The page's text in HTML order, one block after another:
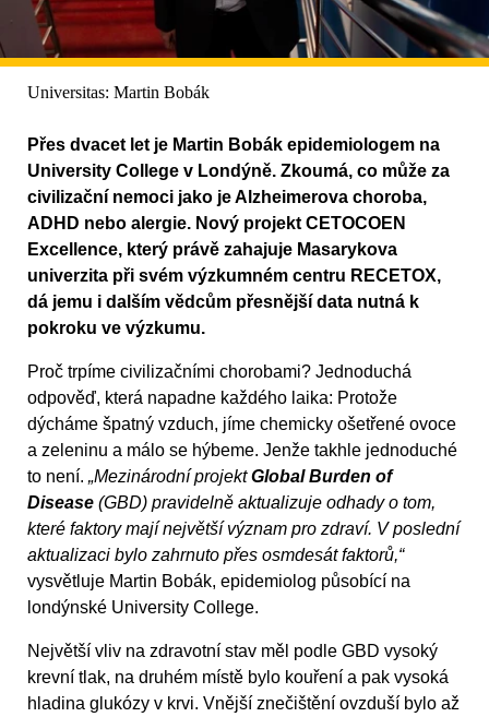
Universitas: Martin Bobák
Přes dvacet let je Martin Bobák epidemiologem na
University College v Londýně. Zkoumá, co může za
civilizační nemoci jako je Alzheimerova choroba,
ADHD nebo alergie. Nový projekt CETOCOEN
Excellence, který právě zahajuje Masarykova
univerzita při svém výzkumném centru RECETOX,
dá jemu i dalším vědcům přesnější data nutná k
pokroku ve výzkumu.
Proč trpíme civilizačními chorobami? Jednoduchá
odpověď, která napadne každého laika: Protože
dýcháme špatný vzduch, jíme chemicky ošetřené ovoce
a zeleninu a málo se hýbeme. Jenže takhle jednoduché
to není. „Mezinárodní projektGlobal Burden of
Disease (GBD) pravidelně aktualizuje odhady o tom,
které faktory mají největší význam pro zdraví. V poslední
aktualizaci bylo zahrnuto přes osmdesát faktorů,“
vysvětluje Martin Bobák, epidemiolog působící na
londýnské University College.
Největší vliv na zdravotní stav měl podle GBD vysoký
krevní tlak, na druhém místě bylo kouření a pak vysoká
hladina glukózy v krvi. Vnější znečištění ovzduší bylo až